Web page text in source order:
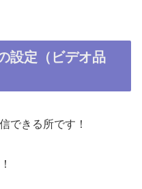
設定（ビデオ品
できる所です！